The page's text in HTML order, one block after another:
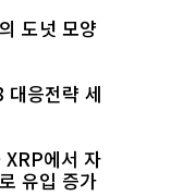
도넛 모양
대응전략 세
XRP에서 자
유입 증가